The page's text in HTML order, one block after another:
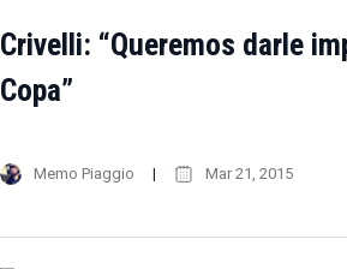
Crivelli: “Queremos darle
Copa”
Memo Piaggio Mar 21, 2015